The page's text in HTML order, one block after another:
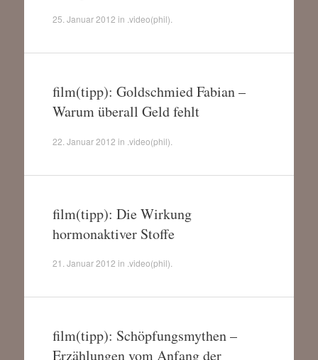
25. Januar 2012 in .video(phil)
film(tipp): Goldschmied Fabian –
Warum überall Geld fehlt
22. Januar 2012 in .video(phil)
film(tipp): Die Wirkung
hormonaktiver Stoffe
21. Januar 2012 in .video(phil)
film(tipp): Schöpfungsmythen –
Erzählungen vom Anfang der